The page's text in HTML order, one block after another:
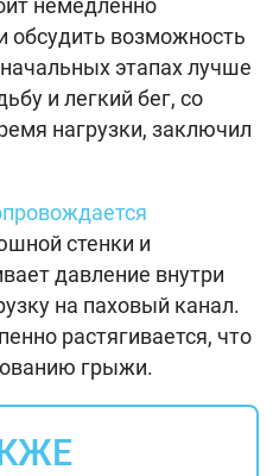
немедленно
обсудить возможность
этапах лучше
и легкий бег, со
нагрузки, заключил
стенки и
давление внутри
на паховый канал.
растягивается, что
грыжи.